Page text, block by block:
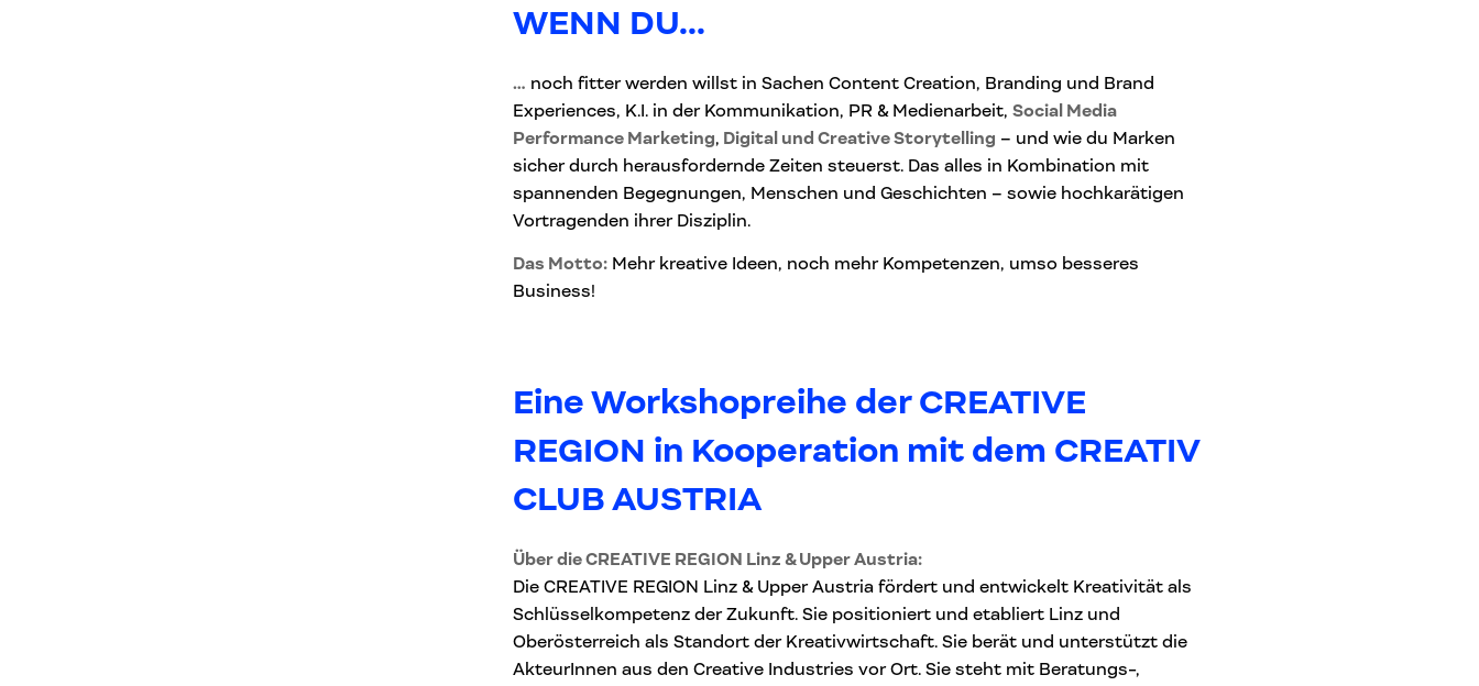
WENN DU...
… noch fitter werden willst in Sachen Content Creation, Branding und Brand
Experiences, K.I. in der Kommunikation, PR & Medienarbeit, Social Media
Performance Marketing, Digital und Creative Storytelling – und wie du Marken
sicher durch herausfordernde Zeiten steuerst. Das alles in Kombination mit
spannenden Begegnungen, Menschen und Geschichten – sowie hochkarätigen
Vortragenden ihrer Disziplin.
Das Motto:Mehr kreative Ideen, noch mehr Kompetenzen, umso besseres
Business!
Eine Workshopreihe der CREATIVE
REGION in Kooperation mit dem CREATIV
CLUB AUSTRIA
Über die CREATIVE REGION Linz & Upper Austria:
Die CREATIVE REGION Linz & Upper Austria fördert und entwickelt Kreativität als
Schlüsselkompetenz der Zukunft. Sie positioniert und etabliert Linz und
Oberösterreich als Standort der Kreativwirtschaft. Sie berät und unterstützt die
AkteurInnen aus den Creative Industries vor Ort. Sie steht mit Beratungs-,